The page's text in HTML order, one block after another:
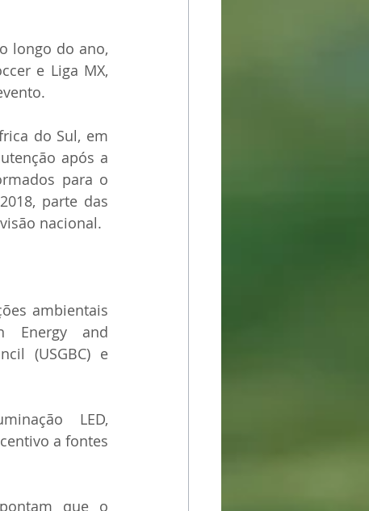
longo do ano,
e Liga MX,
do Sul, em
após a
para o
parte das
nacional.
ambientais
Energy and
(USGBC) e
LED,
a fontes
que o